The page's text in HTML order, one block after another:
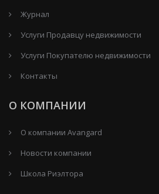
Журнал
Услуги Продавцу недвижимости
Услуги Покупателю недвижимости
Контакты
О КОМПАНИИ
О компании Avangard
Новости компании
Школа Риэлтора